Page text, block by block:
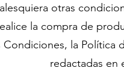
otras
la compra de
la Política
redactadas en